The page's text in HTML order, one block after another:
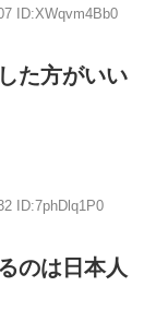
ID:XWqvm4Bb0
た方がいい
ID:7phDlq1P0
のは日本人